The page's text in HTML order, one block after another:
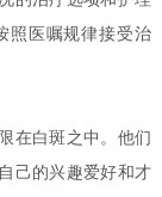
照医嘱规律接受治
白斑之中。他们
己的兴趣爱好和才